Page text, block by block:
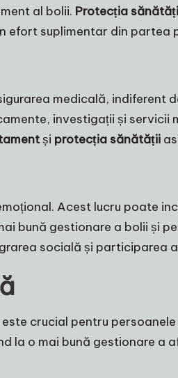
al bolii. Protecția
efort suplimentar din partea
medicală, indiferent
investigații și servicii
și protecția sănătății
Acest lucru poate
bună gestionare a bolii și
socială și participarea
crucial pentru
la o mai bună gestionare a